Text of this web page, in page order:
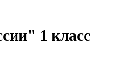
1 класс